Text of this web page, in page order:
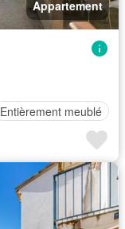
Appartement
Entièrement meublé